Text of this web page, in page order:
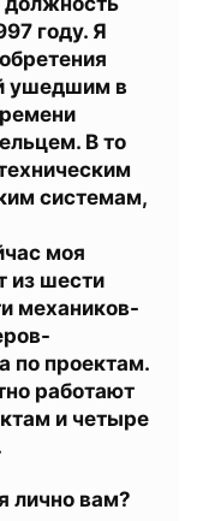
году. Я
ушедшим в
В то
системам,
моя
из шести
механиков-
по проектам.
работают
и четыре
лично вам?